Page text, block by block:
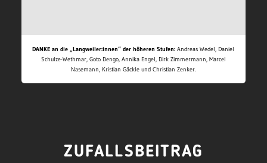
DANKE an die „Langweiler:innen“ der höheren Stufen: Andreas Wedel, Daniel
Schulze-Wethmar, Goto Dengo, Annika Engel, Dirk Zimmermann, Marcel
Nasemann, Kristian Gäckle und Christian Zenker.
ZUFALLSBEITRAG